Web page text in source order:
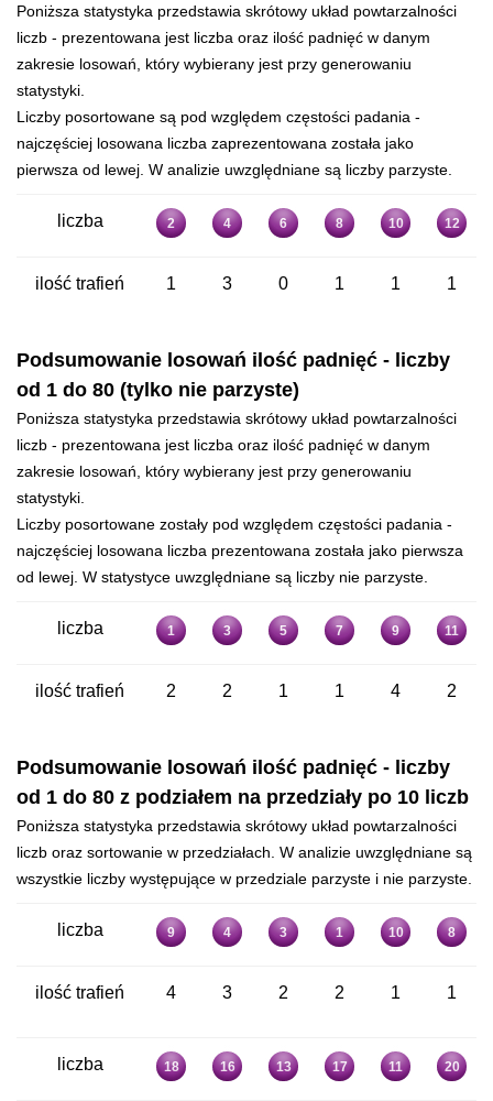
Poniższa statystyka przedstawia skrótowy układ powtarzalności
liczb - prezentowana jest liczba oraz ilość padnięć w danym
zakresie losowań, który wybierany jest przy generowaniu
statystyki.
Liczby posortowane są pod względem częstości padania -
najczęściej losowana liczba zaprezentowana została jako
pierwsza od lewej. W analizie uwzględniane są liczby parzyste.
liczba 2 4 6 8 10 12
ilość trafień 1 3 0 1 1 1
Podsumowanie losowań ilość padnięć - liczby
od 1 do 80 (tylko nie parzyste)
Poniższa statystyka przedstawia skrótowy układ powtarzalności
liczb - prezentowana jest liczba oraz ilość padnięć w danym
zakresie losowań, który wybierany jest przy generowaniu
statystyki.
Liczby posortowane zostały pod względem częstości padania -
najczęściej losowana liczba prezentowana została jako pierwsza
od lewej. W statystyce uwzględniane są liczby nie parzyste.
liczba 1 3 5 7 9 11
ilość trafień 2 2 1 1 4 2
Podsumowanie losowań ilość padnięć - liczby
od 1 do 80 z podziałem na przedziały po 10 liczb
Poniższa statystyka przedstawia skrótowy układ powtarzalności
liczb oraz sortowanie w przedziałach. W analizie uwzględniane są
wszystkie liczby występujące w przedziale parzyste i nie parzyste.
liczba 9 4 3 1 10 8
ilość trafień 4 3 2 2 1 1
liczba 18 16 13 17 11 20